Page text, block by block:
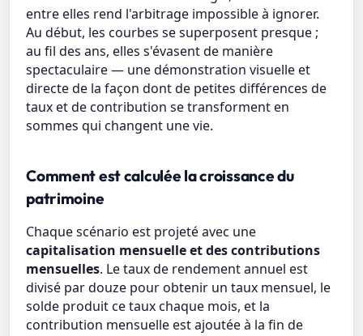
entre elles rend l'arbitrage impossible à ignorer.
Au début, les courbes se superposent presque ;
au fil des ans, elles s'évasent de manière
spectaculaire — une démonstration visuelle et
directe de la façon dont de petites différences de
taux et de contribution se transforment en
sommes qui changent une vie.
Comment est calculée la croissance du
patrimoine
Chaque scénario est projeté avec une
capitalisation mensuelle et des contributions
mensuelles. Le taux de rendement annuel est
divisé par douze pour obtenir un taux mensuel, le
solde produit ce taux chaque mois, et la
contribution mensuelle est ajoutée à la fin de